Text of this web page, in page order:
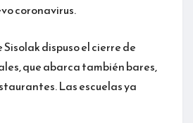
coronavirus.
dispuso el cierre de
que abarca también bares,
Las escuelas ya